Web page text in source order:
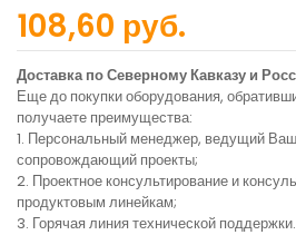
108,60 руб.
Доставка по Северному Кавказу и
Еще до покупки оборудования,
получаете преимущества:
1. Персональный менеджер, ведущий
сопровождающий проекты;
2. Проектное консультирование и
продуктовым линейкам;
3. Горячая линия технической поддержки.